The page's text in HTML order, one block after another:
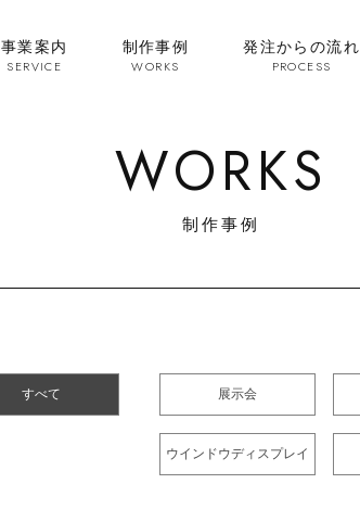
事業案内
SERVICE
制作事例
WORKS
発注からの流れ
PROCESS
WORKS
制作事例
すべて 展示会
ウインドウディスプレイ